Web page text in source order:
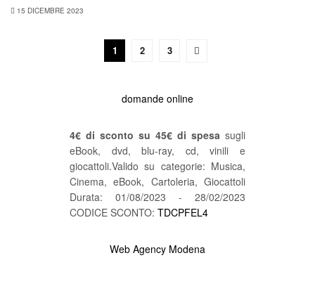
15 DICEMBRE 2023
1 2 3
domande online
4€ di sconto su 45€ di spesa sugli
eBook, dvd, blu-ray, cd, vinili e
giocattoli.Valido su categorie: Musica,
Cinema, eBook, Cartoleria, Giocattoli
Durata: 01/08/2023 - 28/02/2023
CODICE SCONTO: TDCPFEL4
Web Agency Modena